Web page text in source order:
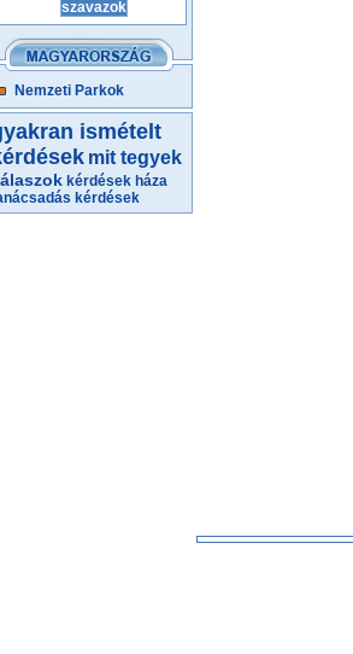
Nemzeti Parkok
ismételt
mit tegyek
kérdések háza
kérdések